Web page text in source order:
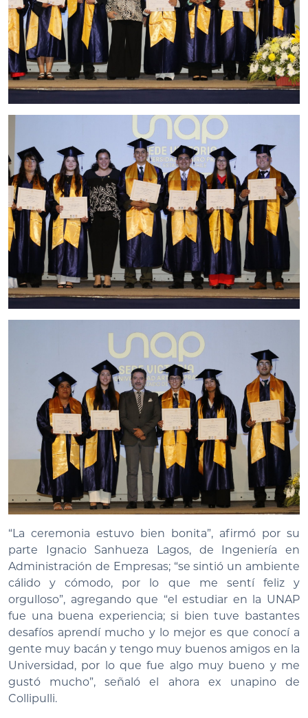
“La ceremonia estuvo bien bonita”, afirmó por su
parte Ignacio Sanhueza Lagos, de Ingeniería en
Administración de Empresas; “se sintió un ambiente
cálido y cómodo, por lo que me sentí feliz y
orgulloso”, agregando que “el estudiar en la UNAP
fue una buena experiencia; si bien tuve bastantes
desafíos aprendí mucho y lo mejor es que conocí a
gente muy bacán y tengo muy buenos amigos en la
Universidad, por lo que fue algo muy bueno y me
gustó mucho”, señaló el ahora ex unapino de
Collipulli.